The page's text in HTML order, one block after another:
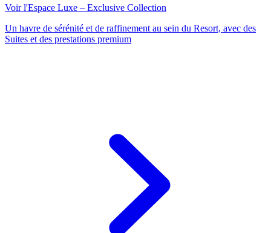
Voir l'Espace Luxe – Exclusive Collection
Un havre de sérénité et de raffinement au sein du Resort, avec des
Suites et des prestations premium